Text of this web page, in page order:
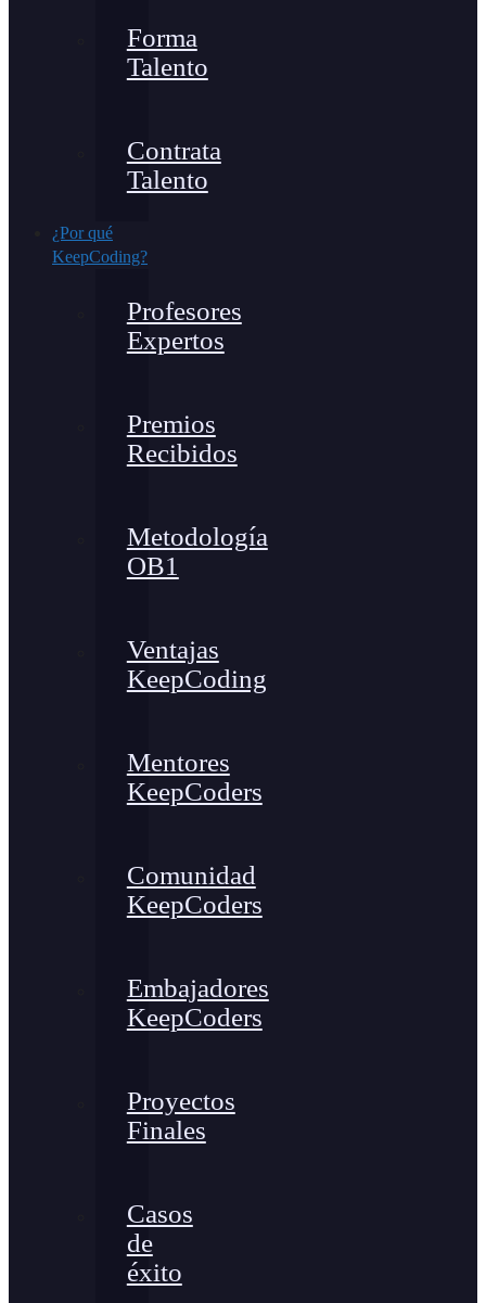
Forma
Talento
Contrata
Talento
¿Por qué
KeepCoding?
Profesores
Expertos
Premios
Recibidos
Metodología
OB1
Ventajas
KeepCoding
Mentores
KeepCoders
Comunidad
KeepCoders
Embajadores
KeepCoders
Proyectos
Finales
Casos
de
éxito